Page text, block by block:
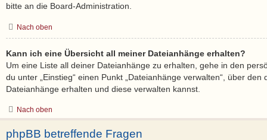
bitte an die Board-Administration.
Nach oben
Kann ich eine Übersicht all meiner Dateianhänge erhalten?
Um eine Liste all deiner Dateianhänge zu erhalten, gehe in den
du unter „Einstieg“ einen Punkt „Dateianhänge verwalten“, über den
Dateianhänge erhalten und diese verwalten kannst.
Nach oben
phpBB betreffende Fragen